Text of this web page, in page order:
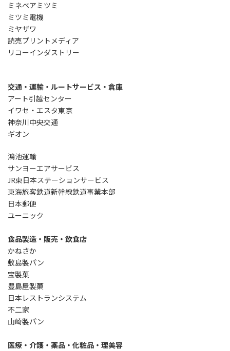
ミネベアミツミ
ミツミ電機
ミヤザワ
読売プリントメディア
リコーインダストリー
交通・運輸・ルートサービス・倉庫
アート引越センター
イワセ・エスタ東京
神奈川中央交通
ギオン
鴻池運輸
サンヨーエアサービス
JR東日本ステーションサービス
東海旅客鉄道新幹線鉄道事業本部
日本郵便
ユーニック
食品製造・販売・飲食店
かねさか
敷島製パン
宝製菓
豊島屋製菓
日本レストランシステム
不二家
山崎製パン
医療・介護・薬品・化粧品・理美容